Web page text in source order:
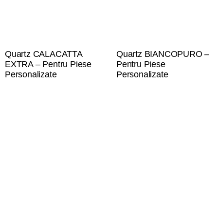
Quartz CALACATTA
EXTRA – Pentru Piese
Personalizate
Quartz BIANCOPURO –
Pentru Piese
Personalizate